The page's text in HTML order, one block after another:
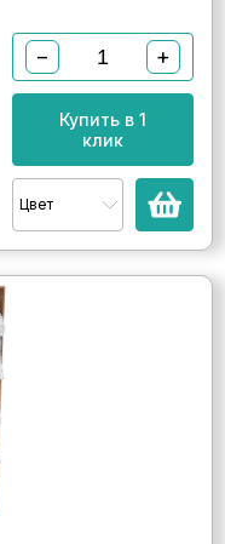
− +
Купить в 1
клик
Цвет